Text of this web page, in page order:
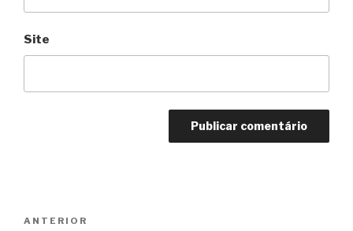
Site
Anterior
ANTERIOR